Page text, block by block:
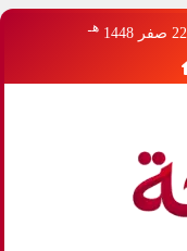
22 صفر 1448 هـ